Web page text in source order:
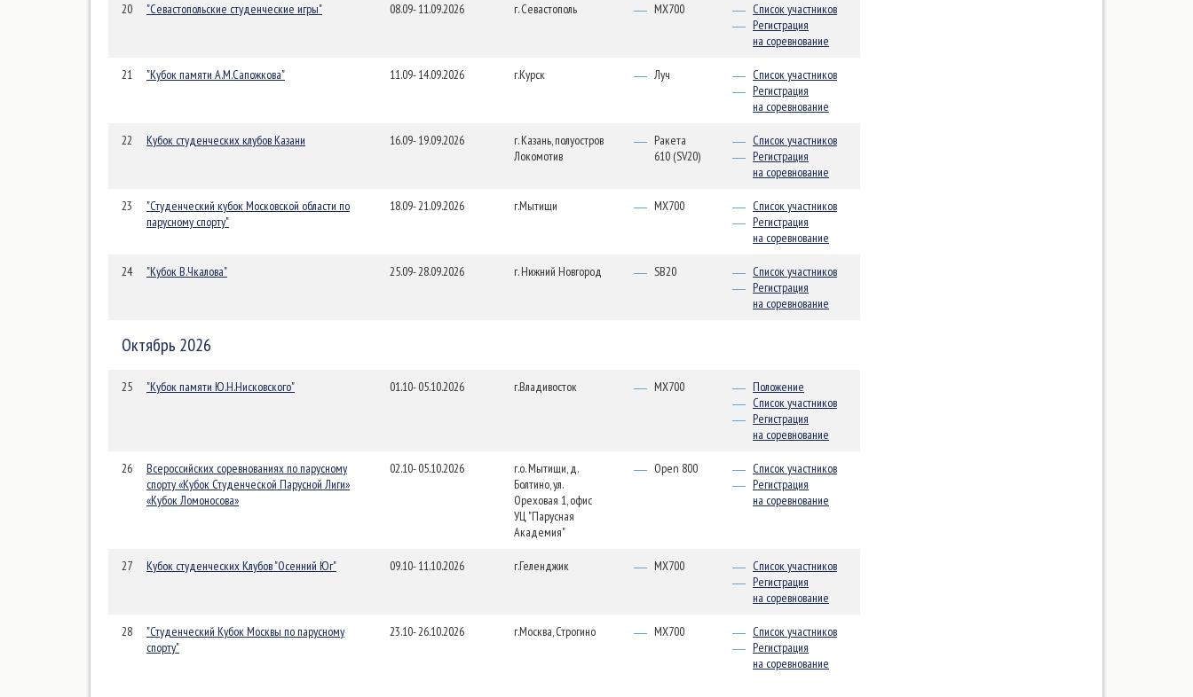
20 "Севастопольские студенческие игры" 08.09- 11.09.2026 г. Севастополь MX700
Список участников
Регистрация
на соревнование
21 "Кубок памяти А.М.Сапожкова" 11.09- 14.09.2026 г.Курск Луч
Список участников
Регистрация
на соревнование
22 Кубок студенческих клубов Казани 16.09- 19.09.2026
г. Казань, полуостров
Локомотив
Ракета
610 (SV20)
Список участников
Регистрация
на соревнование
23
"Студенческий кубок Московской области по
парусному спорту"
18.09- 21.09.2026 г.Мытищи MX700
Список участников
Регистрация
на соревнование
24 "Кубок В.Чкалова" 25.09- 28.09.2026 г. Нижний Новгород SB20
Список участников
Регистрация
на соревнование
Октябрь 2026
25 "Кубок памяти Ю.Н.Нисковского" 01.10- 05.10.2026 г.Владивосток MX700
Положение
Список участников
Регистрация
на соревнование
26
Всероссийских соревнованиях по парусному
спорту «Кубок Студенческой Парусной Лиги»
«Кубок Ломоносова»
02.10- 05.10.2026
г.о. Мытищи, д.
Болтино, ул.
Ореховая 1, офис
УЦ "Парусная
Академия"
Open 800
Список участников
Регистрация
на соревнование
27 Кубок студенческих Клубов "Осенний Юг" 09.10- 11.10.2026 г.Геленджик MX700
Список участников
Регистрация
на соревнование
28
"Студенческий Кубок Москвы по парусному
спорту"
23.10- 26.10.2026 г.Москва, Строгино MX700
Список участников
Регистрация
на соревнование